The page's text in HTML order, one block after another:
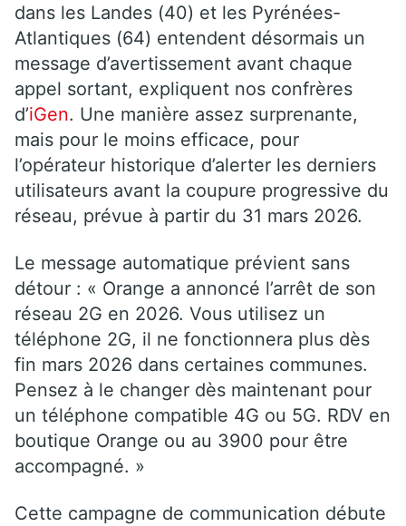
dans les Landes (40) et les Pyrénées-
Atlantiques (64) entendent désormais un
message d’avertissement avant chaque
appel sortant, expliquent nos confrères
d’iGen. Une manière assez surprenante,
mais pour le moins efficace, pour
l’opérateur historique d’alerter les derniers
utilisateurs avant la coupure progressive du
réseau, prévue à partir du 31 mars 2026.
Le message automatique prévient sans
détour : « Orange a annoncé l’arrêt de son
réseau 2G en 2026. Vous utilisez un
téléphone 2G, il ne fonctionnera plus dès
fin mars 2026 dans certaines communes.
Pensez à le changer dès maintenant pour
un téléphone compatible 4G ou 5G. RDV en
boutique Orange ou au 3900 pour être
accompagné. »
Cette campagne de communication débute